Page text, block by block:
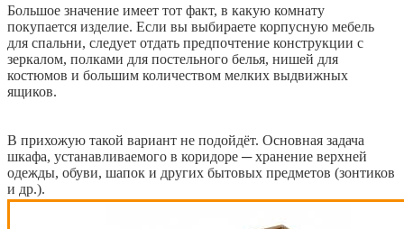
Большое значение имеет тот факт, в какую комнату
покупается изделие. Если вы выбираете корпусную мебель
для спальни, следует отдать предпочтение конструкции с
зеркалом, полками для постельного белья, нишей для
костюмов и большим количеством мелких выдвижных
ящиков.
В прихожую такой вариант не подойдёт. Основная задача
шкафа, устанавливаемого в коридоре ─ хранение верхней
одежды, обуви, шапок и других бытовых предметов (зонтиков
и др.).